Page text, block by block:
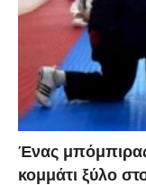
Ένας
κομμάτι ξύλο